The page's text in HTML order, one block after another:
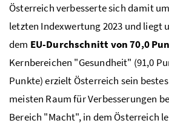
Österreich verbesserte sich damit
letzten Indexwertung 2023 und liegt
dem EU-Durchschnitt von 70,0
Kernbereichen "Gesundheit" (91,0
Punkte) erzielt Österreich sein
meisten Raum für Verbesserungen
Bereich "Macht", in dem Österreich